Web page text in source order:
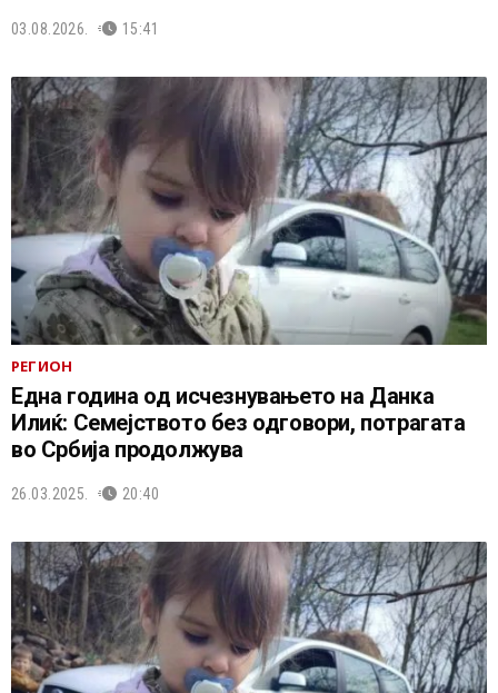
03.08.2026. 15:41
РЕГИОН
Една година од исчезнувањето на Данка
Илиќ: Семејството без одговори, потрагата
во Србија продолжувa
26.03.2025. 20:40